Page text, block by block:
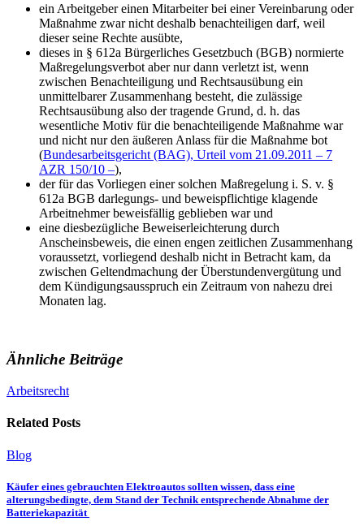
ein Arbeitgeber einen Mitarbeiter bei einer Vereinbarung oder
Maßnahme zwar nicht deshalb benachteiligen darf, weil
dieser seine Rechte ausübte,
dieses in § 612a Bürgerliches Gesetzbuch (BGB) normierte
Maßregelungsverbot aber nur dann verletzt ist, wenn
zwischen Benachteiligung und Rechtsausübung ein
unmittelbarer Zusammenhang besteht, die zulässige
Rechtsausübung also der tragende Grund, d. h. das
wesentliche Motiv für die benachteiligende Maßnahme war
und nicht nur den äußeren Anlass für die Maßnahme bot
(Bundesarbeitsgericht (BAG), Urteil vom 21.09.2011 – 7
AZR 150/10 –),
der für das Vorliegen einer solchen Maßregelung i. S. v. §
612a BGB darlegungs- und beweispflichtige klagende
Arbeitnehmer beweisfällig geblieben war und
eine diesbezügliche Beweiserleichterung durch
Anscheinsbeweis, die einen engen zeitlichen Zusammenhang
voraussetzt, vorliegend deshalb nicht in Betracht kam, da
zwischen Geltendmachung der Überstundenvergütung und
dem Kündigungsausspruch ein Zeitraum von nahezu drei
Monaten lag.
Ähnliche Beiträge
Arbeitsrecht
Related Posts
Blog
Käufer eines gebrauchten Elektroautos sollten wissen, dass eine
alterungsbedingte, dem Stand der Technik entsprechende Abnahme der
Batteriekapazität